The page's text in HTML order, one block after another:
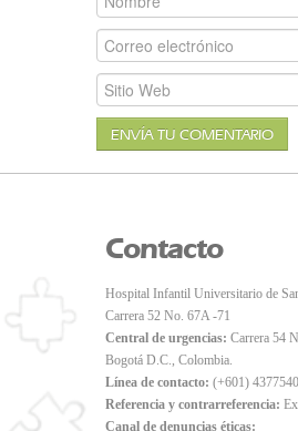
ENVÍA TU COMENTARIO
Contacto
Hospital Infantil Universitario de
Carrera 52 No. 67A -71
Central de urgencias: Carrera 54
Bogotá D.C., Colombia.
Línea de contacto: (+601) 4377540
Referencia y contrarreferencia:
Canal de denuncias éticas: